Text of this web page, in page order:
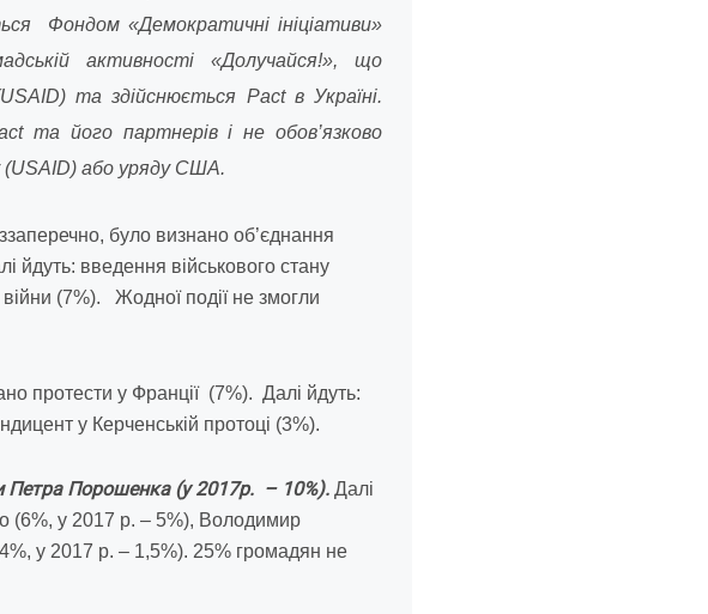
Фондом «Демократичні ініціативи»
активності «Долучайся!», що
та здійснюється Pact в Україні.
та його партнерів i не обов’язково
(USAID) або уряду США.
було визнано об’єднання
йдуть: введення військового стану
(7%). Жодної події не змогли
протести у Франції (7%). Далі йдуть:
у Керченській протоці (3%).
Петра Порошенка (у 2017р. – 10%). Далі
(6%, у 2017 р. – 5%), Володимир
у 2017 р. – 1,5%). 25% громадян не